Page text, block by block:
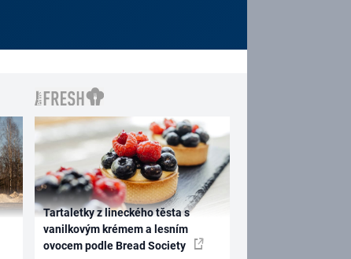
Tartaletky z lineckého těsta s
vanilkovým krémem a lesním
ovocem podle Bread Society